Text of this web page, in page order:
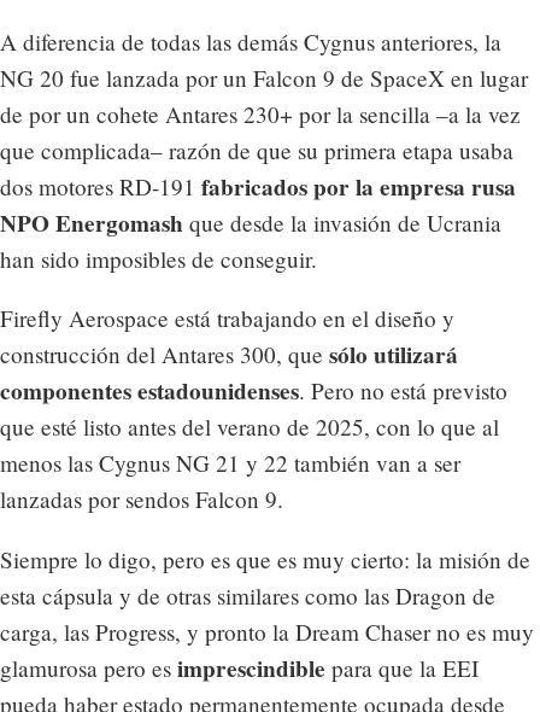
A diferencia de todas las demás Cygnus anteriores, la
NG 20 fue lanzada por un Falcon 9 de SpaceX en lugar
de por un cohete Antares 230+ por la sencilla –a la vez
que complicada– razón de que su primera etapa usaba
dos motores RD-191 fabricados por la empresa rusa
NPO Energomash que desde la invasión de Ucrania
han sido imposibles de conseguir.
Firefly Aerospace está trabajando en el diseño y
construcción del Antares 300, que sólo utilizará
componentes estadounidenses. Pero no está previsto
que esté listo antes del verano de 2025, con lo que al
menos las Cygnus NG 21 y 22 también van a ser
lanzadas por sendos Falcon 9.
Siempre lo digo, pero es que es muy cierto: la misión de
esta cápsula y de otras similares como las Dragon de
carga, las Progress, y pronto la Dream Chaser no es muy
glamurosa pero es imprescindible para que la EEI
pueda haber estado permanentemente ocupada desde